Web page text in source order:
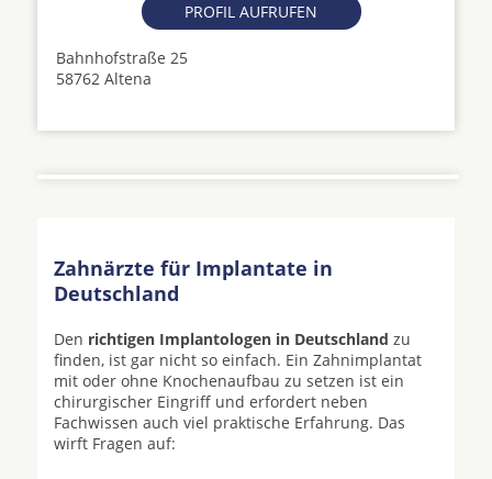
PROFIL AUFRUFEN
Bahnhofstraße 25
58762 Altena
Zahnärzte für Implantate in
Deutschland
Den richtigen Implantologen in Deutschland zu
finden, ist gar nicht so einfach. Ein Zahnimplantat
mit oder ohne Knochenaufbau zu setzen ist ein
chirurgischer Eingriff und erfordert neben
Fachwissen auch viel praktische Erfahrung. Das
wirft Fragen auf: